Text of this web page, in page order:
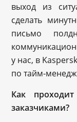
выход из
сделать
письмо
у нас, в
по тайм-
Как
заказчиками?